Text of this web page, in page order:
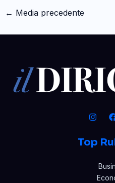
← Media precedente
Top